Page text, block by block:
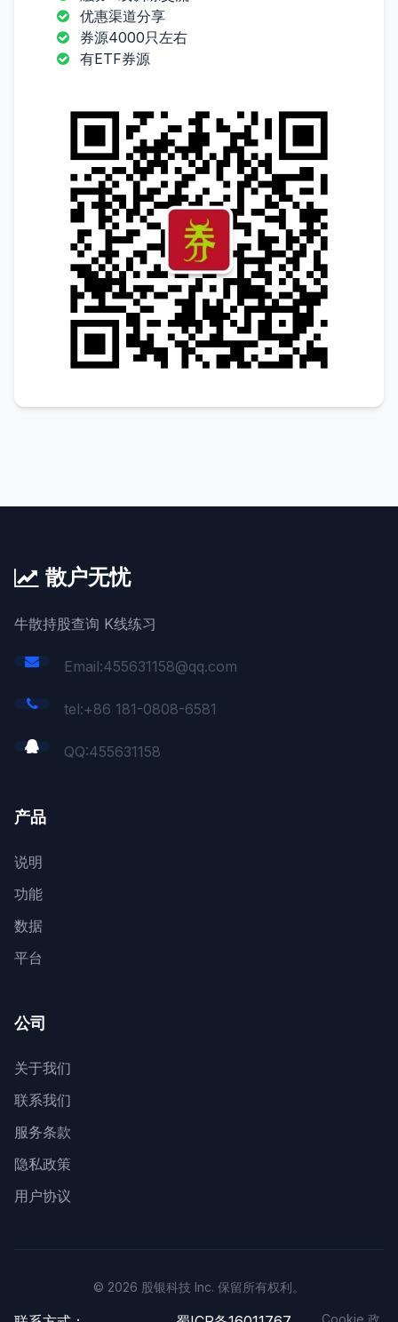
优惠渠道分享
券源4000只左右
有ETF券源
散户无忧
牛散持股查询 K线练习
Email:455631158@qq.com
tel:+86 181-0808-6581
QQ:455631158
产品
说明
功能
数据
平台
公司
关于我们
联系我们
服务条款
隐私政策
用户协议
© 2026 股银科技 Inc. 保留所有权利。
Cookie 政